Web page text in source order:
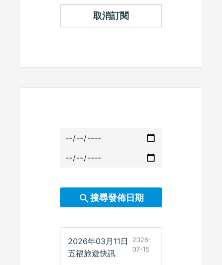
取消訂閱
搜尋發佈日期
2026年03月11日
五福旅遊快訊
2026-
07-15